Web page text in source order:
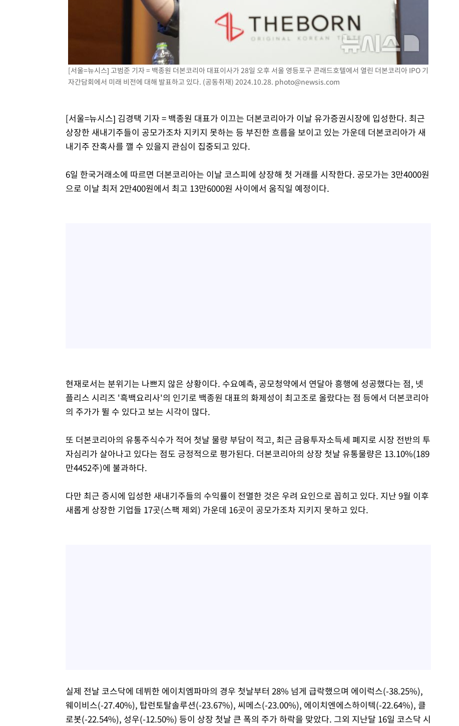
[서울=뉴시스] 고범준 기자 = 백종원 더본코리아 대표이사가 28일 오후 서울 영등포구 콘래드호텔에서 열린 더본코리아 IPO 기
자간담회에서 미래 비전에 대해 발표하고 있다. (공동취재) 2024.10.28. photo@newsis.com
[서울=뉴시스] 김경택 기자 = 백종원 대표가 이끄는 더본코리아가 이날 유가증권시장에 입성한다. 최근
상장한 새내기주들이 공모가조차 지키지 못하는 등 부진한 흐름을 보이고 있는 가운데 더본코리아가 새
내기주 잔혹사를 깰 수 있을지 관심이 집중되고 있다.
6일 한국거래소에 따르면 더본코리아는 이날 코스피에 상장해 첫 거래를 시작한다. 공모가는 3만4000원
으로 이날 최저 2만400원에서 최고 13만6000원 사이에서 움직일 예정이다.
현재로서는 분위기는 나쁘지 않은 상황이다. 수요예측, 공모청약에서 연달아 흥행에 성공했다는 점, 넷
플리스 시리즈 '흑백요리사'의 인기로 백종원 대표의 화제성이 최고조로 올랐다는 점 등에서 더본코리아
의 주가가 뛸 수 있다고 보는 시각이 많다.
또 더본코리아의 유통주식수가 적어 첫날 물량 부담이 적고, 최근 금융투자소득세 폐지로 시장 전반의 투
자심리가 살아나고 있다는 점도 긍정적으로 평가된다. 더본코리아의 상장 첫날 유통물량은 13.10%(189
만4452주)에 불과하다.
다만 최근 증시에 입성한 새내기주들의 수익률이 전멸한 것은 우려 요인으로 꼽히고 있다. 지난 9월 이후
새롭게 상장한 기업들 17곳(스팩 제외) 가운데 16곳이 공모가조차 지키지 못하고 있다.
실제 전날 코스닥에 데뷔한 에이치엠파마의 경우 첫날부터 28% 넘게 급락했으며 에이럭스(-38.25%),
웨이비스(-27.40%), 탑런토탈솔루션(-23.67%), 씨메스(-23.00%), 에이치엔에스하이텍(-22.64%), 클
로봇(-22.54%), 성우(-12.50%) 등이 상장 첫날 큰 폭의 주가 하락을 맞았다. 그외 지난달 16일 코스닥 시